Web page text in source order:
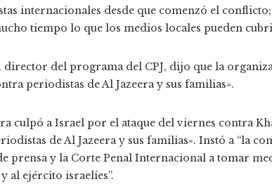
internacionales desde que comenzó el
tiempo lo que los medios locales pueden
director del programa del CPJ, dijo que la
periodistas de Al Jazeera y sus familias».
culpó a Israel por el ataque del viernes contra
de Al Jazeera y sus familias». Instó a “la
prensa y la Corte Penal Internacional a tomar
al ejército israelíes”.